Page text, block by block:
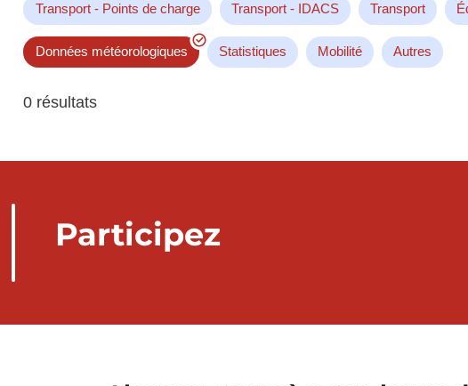
Transport - Points de charge Transport - IDACS Transport
Données météorologiques Statistiques Mobilité Autres
0 résultats
Participez